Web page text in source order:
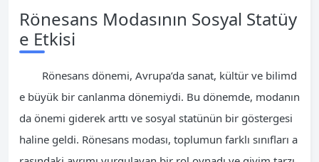
Rönesans Modasının Sosyal Statüy
e Etkisi
Rönesans dönemi, Avrupa’da sanat, kültür ve bilimd
e büyük bir canlanma dönemiydi. Bu dönemde, modanın
da önemi giderek arttı ve sosyal statünün bir göstergesi
haline geldi. Rönesans modası, toplumun farklı sınıfları a